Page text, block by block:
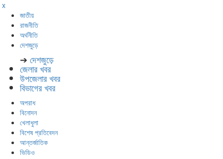
x
জাতীয়
রাজনীতি
অর্থনীতি
দেশজুড়ে
➔ দেশজুড়ে
জেলার খবর
উপজেলার খবর
বিভাগের খবর
অপরাধ
বিনোদন
খেলাধুলা
বিশেষ প্রতিবেদন
আন্তর্জাতিক
ভিডিও